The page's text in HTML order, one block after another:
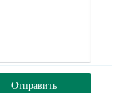
Отправить